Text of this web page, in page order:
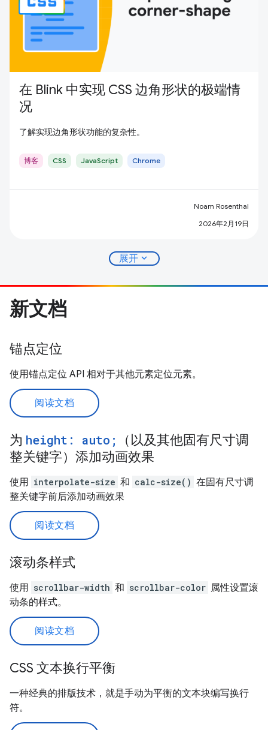
在 Blink 中实现 CSS 边角形状的极端情
况
了解实现边角形状功能的复杂性。
博客 CSS JavaScript Chrome
Noam Rosenthal
2026年2月19日
展开 expand_more
新文档
锚点定位
使用锚点定位 API 相对于其他元素定位元素。
阅读文档
为 height: auto;
（以及其他固有尺寸调
整关键字）添加动画效果
使用 interpolate-size 和 calc-size() 在固有尺寸调
整关键字前后添加动画效果
阅读文档
滚动条样式
使用 scrollbar-width 和 scrollbar-color 属性设置滚
动条的样式。
阅读文档
CSS 文本换行平衡
一种经典的排版技术，就是手动为平衡的文本块编写换行
符。